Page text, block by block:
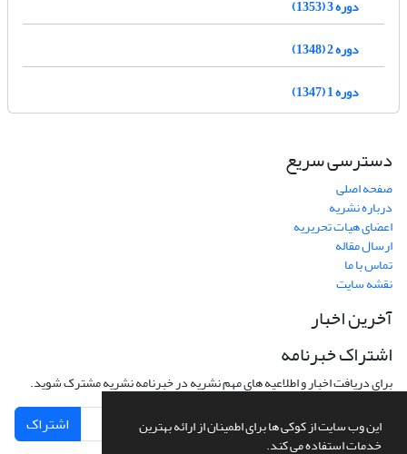
این وب سایت از کوکی ها برای اطمینان از ارائه بهترین
خدمات استفاده می کند.
دوره 3 (1353)
دوره 2 (1348)
دوره 1 (1347)
دسترسی سریع
صفحه اصلی
درباره نشریه
اعضای هیات تحریریه
ارسال مقاله
تماس با ما
نقشه سایت
آخرین اخبار
اشتراک خبرنامه
برای دریافت اخبار و اطلاعیه های مهم نشریه در خبرنامه نشریه مشترک شوید.
اشتراک